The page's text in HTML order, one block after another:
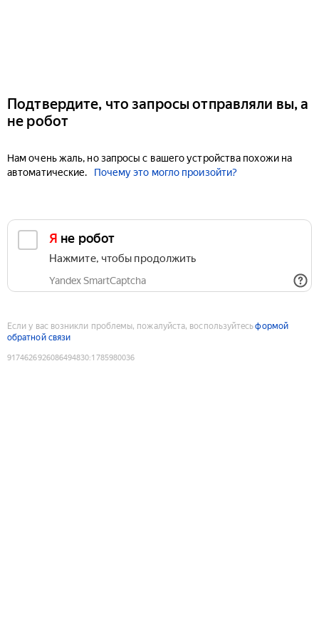
Подтвердите, что запросы отправляли вы, а
не робот
Нам очень жаль, но запросы с вашего устройства похожи на
автоматические.
Почему это могло произойти?
Я не робот
Нажмите, чтобы продолжить
Yandex SmartCaptcha
Если у вас возникли проблемы, пожалуйста, воспользуйтесьформой
обратной связи
9174626926086494830:1785980036